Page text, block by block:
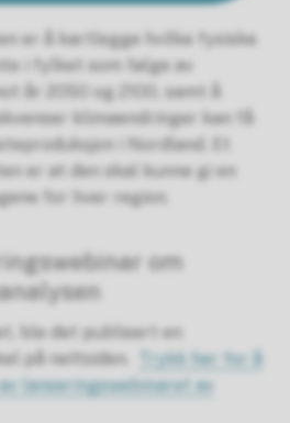
er å kartlegge hvilke fysiske
i fylket som følge av
år 2050 og 2100, samt å
klimaendringer kan få
i Nordland. Et
er at den skal kunne gi en
for hver region.
om
ble det publisert en
på nettsiden.
Trykk her for å
lanseringswebinaret av